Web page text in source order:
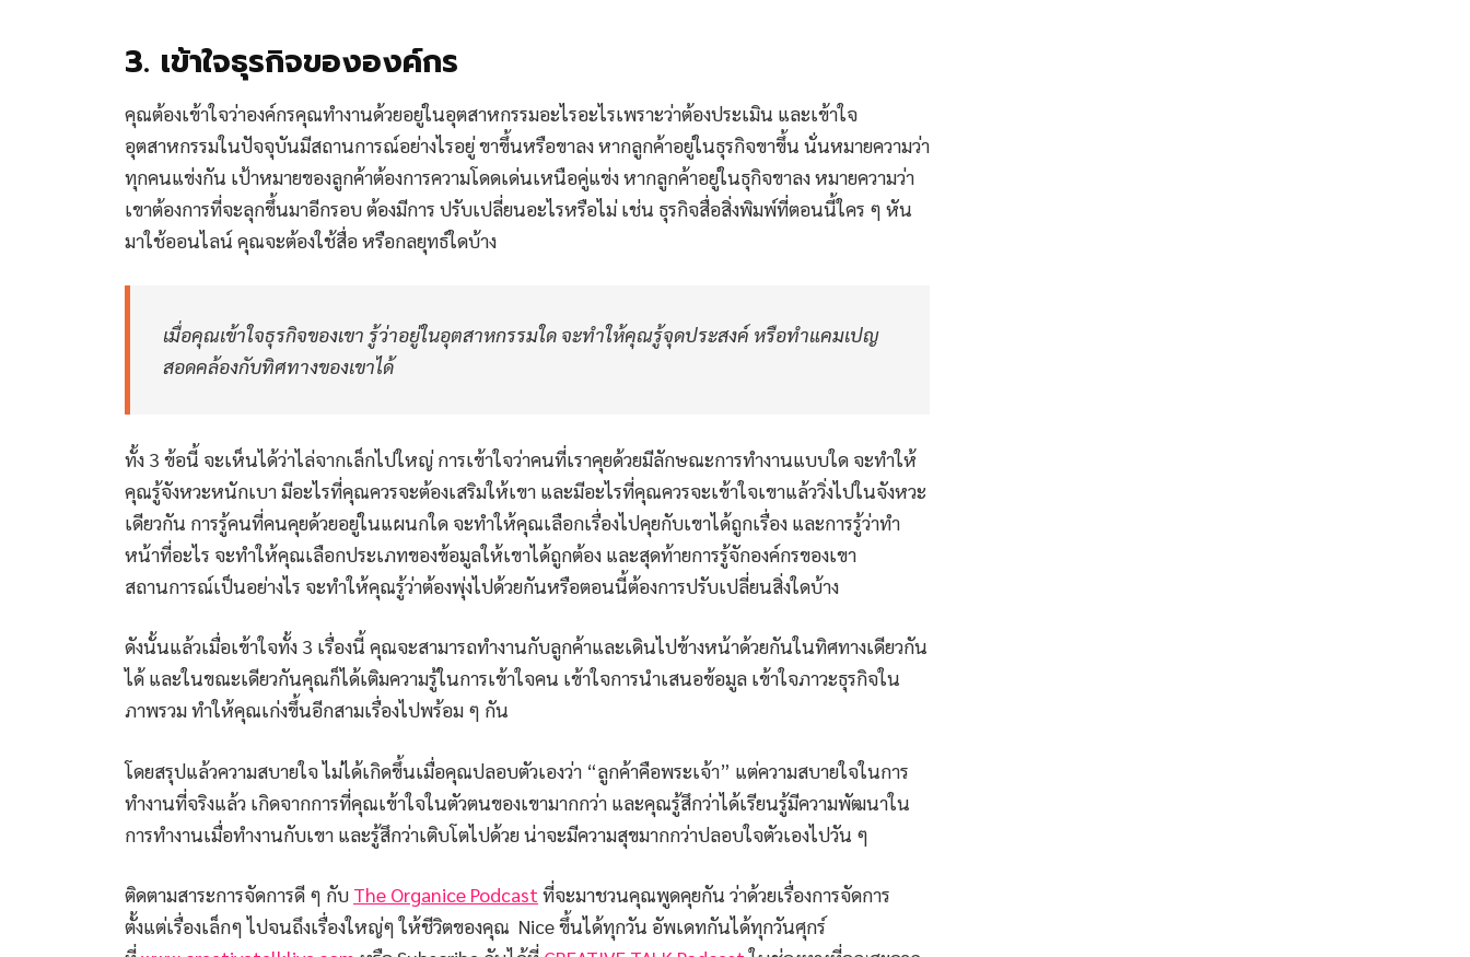
3. เข้าใจธุรกิจขององค์กร
คุณต้องเข้าใจว่าองค์กรคุณทำงานด้วยอยู่ในอุตสาหกรรมอะไรอะไรเพราะว่าต้องประเมิน และเข้าใจ
อุตสาหกรรมในปัจจุบันมีสถานการณ์อย่างไรอยู่ ขาขึ้นหรือขาลง หากลูกค้าอยู่ในธุรกิจขาขึ้น นั่นหมายความว่า
ทุกคนแข่งกัน เป้าหมายของลูกค้าต้องการความโดดเด่นเหนือคู่แข่ง หากลูกค้าอยู่ในธุกิจขาลง หมายความว่า
เขาต้องการที่จะลุกขึ้นมาอีกรอบ ต้องมีการ ปรับเปลี่ยนอะไรหรือไม่ เช่น ธุรกิจสื่อสิ่งพิมพ์ที่ตอนนี้ใคร ๆ หัน
มาใช้ออนไลน์ คุณจะต้องใช้สื่อ หรือกลยุทธ์ใดบ้าง
เมื่อคุณเข้าใจธุรกิจของเขา รู้ว่าอยู่ในอุตสาหกรรมใด จะทำให้คุณรู้จุดประสงค์ หรือทำแคมเปญ
สอดคล้องกับทิศทางของเขาได้
ทั้ง 3 ข้อนี้ จะเห็นได้ว่าไล่จากเล็กไปใหญ่ การเข้าใจว่าคนที่เราคุยด้วยมีลักษณะการทำงานแบบใด จะทำให้
คุณรู้จังหวะหนักเบา มีอะไรที่คุณควรจะต้องเสริมให้เขา และมีอะไรที่คุณควรจะเข้าใจเขาแล้ววิ่งไปในจังหวะ
เดียวกัน การรู้คนที่คนคุยด้วยอยู่ในแผนกใด จะทำให้คุณเลือกเรื่องไปคุยกับเขาได้ถูกเรื่อง และการรู้ว่าทำ
หน้าที่อะไร จะทำให้คุณเลือกประเภทของข้อมูลให้เขาได้ถูกต้อง และสุดท้ายการรู้จักองค์กรของเขา
สถานการณ์เป็นอย่างไร จะทำให้คุณรู้ว่าต้องพุ่งไปด้วยกันหรือตอนนี้ต้องการปรับเปลี่ยนสิ่งใดบ้าง
ดังนั้นแล้วเมื่อเข้าใจทั้ง 3 เรื่องนี้ คุณจะสามารถทำงานกับลูกค้าและเดินไปข้างหน้าด้วยกันในทิศทางเดียวกัน
ได้ และในขณะเดียวกันคุณก็ได้เติมความรู้ในการเข้าใจคน เข้าใจการนำเสนอข้อมูล เข้าใจภาวะธุรกิจใน
ภาพรวม ทำให้คุณเก่งขึ้นอีกสามเรื่องไปพร้อม ๆ กัน
โดยสรุปแล้วความสบายใจ ไม่ได้เกิดขึ้นเมื่อคุณปลอบตัวเองว่า “ลูกค้าคือพระเจ้า” แต่ความสบายใจในการ
ทำงานที่จริงแล้ว เกิดจากการที่คุณเข้าใจในตัวตนของเขามากกว่า และคุณรู้สึกว่าได้เรียนรู้มีความพัฒนาใน
การทำงานเมื่อทำงานกับเขา และรู้สึกว่าเติบโตไปด้วย น่าจะมีความสุขมากกว่าปลอบใจตัวเองไปวัน ๆ
ติดตามสาระการจัดการดี ๆ กับ The Organice Podcast ที่จะมาชวนคุณพูดคุยกัน ว่าด้วยเรื่องการจัดการ
ตั้งแต่เรื่องเล็กๆ ไปจนถึงเรื่องใหญ่ๆ ให้ชีวิตของคุณ Nice ขึ้นได้ทุกวัน อัพเดทกันได้ทุกวันศุกร์